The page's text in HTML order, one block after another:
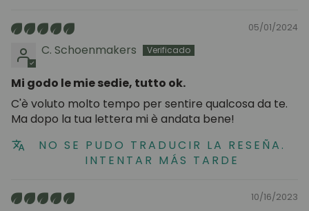
05/01/2024
C. Schoenmakers
Mi godo le mie sedie, tutto ok.
C'è voluto molto tempo per sentire qualcosa da te.
Ma dopo la tua lettera mi è andata bene!
NO SE PUDO TRADUCIR LA RESEÑA.
INTENTAR MÁS TARDE
10/16/2023